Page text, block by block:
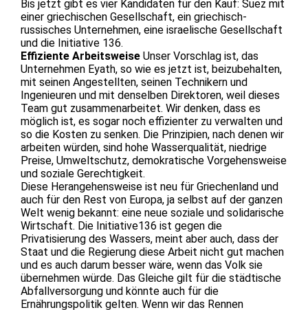
Bis jetzt gibt es vier Kandidaten für den Kauf: Suez mit
einer griechischen Gesellschaft, ein griechisch-
russisches Unternehmen, eine israelische Gesellschaft
und die Initiative 136.
Effiziente Arbeitsweise Unser Vorschlag ist, das
Unternehmen Eyath, so wie es jetzt ist, beizubehalten,
mit seinen Angestellten, seinen Technikern und
Ingenieuren und mit denselben Direktoren, weil dieses
Team gut zusammenarbeitet. Wir denken, dass es
möglich ist, es sogar noch effizienter zu verwalten und
so die Kosten zu senken. Die Prinzipien, nach denen wir
arbeiten würden, sind hohe Wasserqualität, niedrige
Preise, Umweltschutz, demokratische Vorgehensweise
und soziale Gerechtigkeit.
Diese Herangehensweise ist neu für Griechenland und
auch für den Rest von Europa, ja selbst auf der ganzen
Welt wenig bekannt: eine neue soziale und solidarische
Wirtschaft. Die Initiative136 ist gegen die
Privatisierung des Wassers, meint aber auch, dass der
Staat und die Regierung diese Arbeit nicht gut machen
und es auch darum besser wäre, wenn das Volk sie
übernehmen würde. Das Gleiche gilt für die städtische
Abfallversorgung und könnte auch für die
Ernährungspolitik gelten. Wenn wir das Rennen